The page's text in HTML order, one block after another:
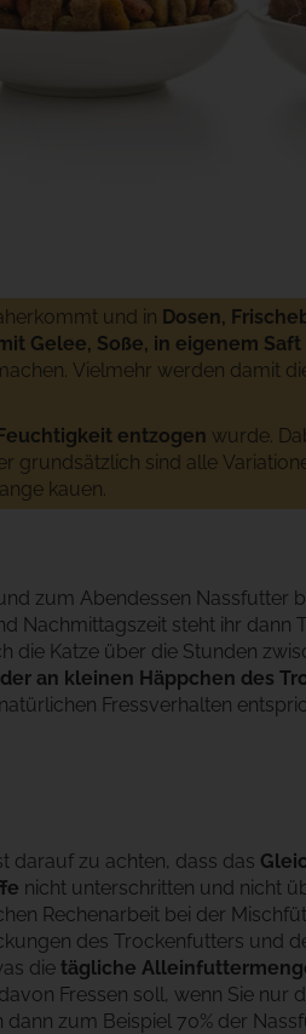
und in Dosen,
Gelee, Soße, in eigenem
Vielmehr werden damit
entzogen wurde.
grundsätzlich sind alle
kauen.
zum Abendessen Nassfutter
die Katze über die Stunden
an kleinen Häppchen des
Fressverhalten
darauf zu achten, dass das
nicht unterschritten und nicht
Rechenarbeit bei der
des Trockenfutters und
die tägliche
Fressen soll, wenn Sie nur
dann zum Beispiel 70% der